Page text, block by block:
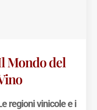
Mondo del
regioni vinicole e i